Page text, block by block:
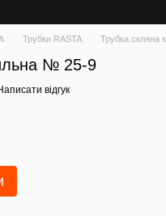
Трубки RASTA Трубка скляна
№ 25-9
відгук